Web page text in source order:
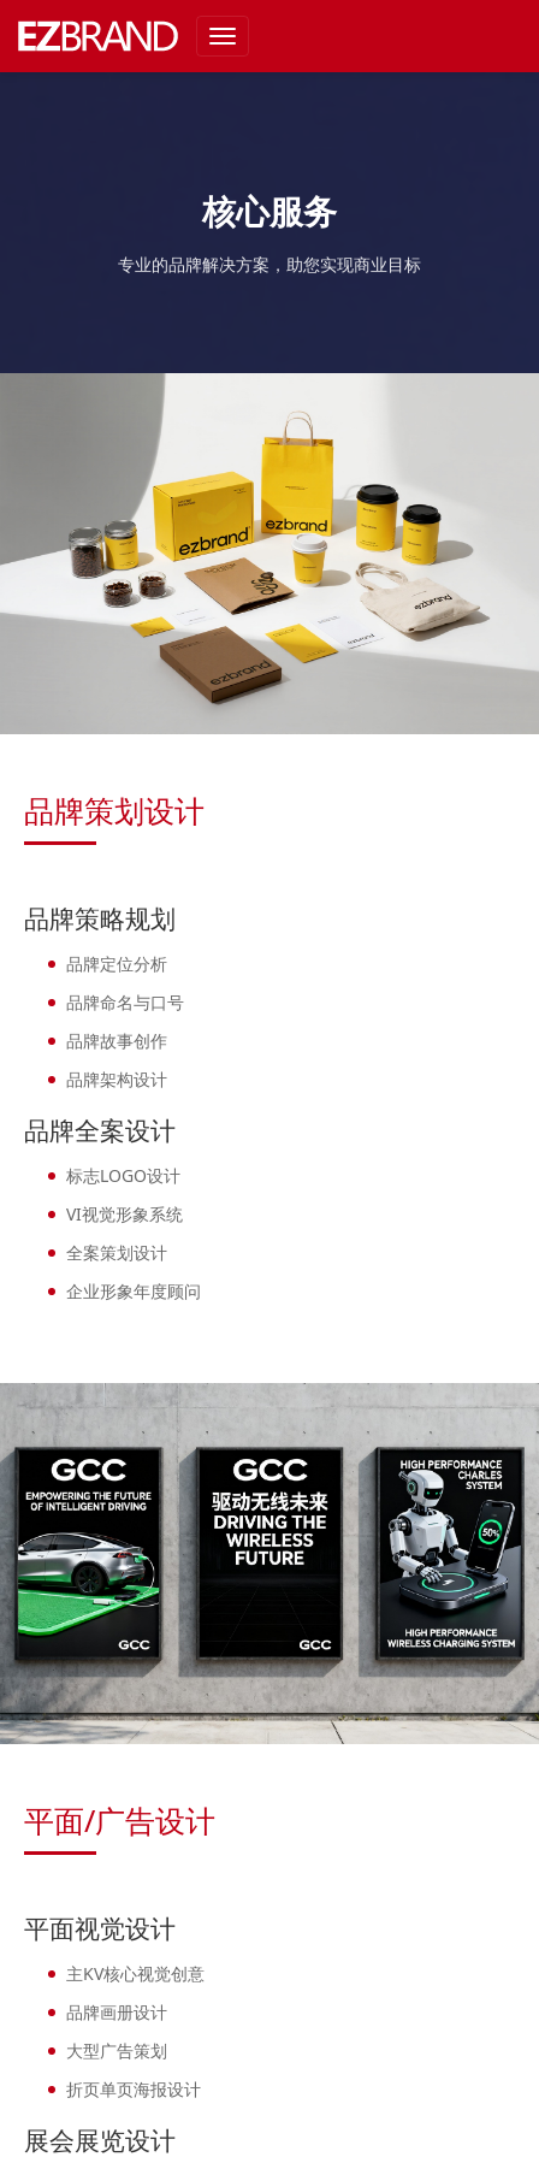
Toggle
navigation
核心服务
专业的品牌解决方案，助您实现商业目标
品牌策划设计
品牌策略规划
品牌定位分析
品牌命名与口号
品牌故事创作
品牌架构设计
品牌全案设计
标志LOGO设计
VI视觉形象系统
全案策划设计
企业形象年度顾问
平面/广告设计
平面视觉设计
主KV核心视觉创意
品牌画册设计
大型广告策划
折页单页海报设计
展会展览设计